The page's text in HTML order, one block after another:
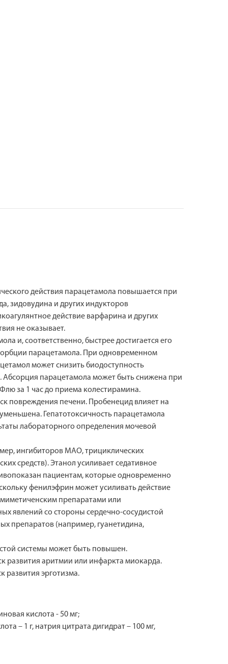
действия парацетамола повышается при
зидовудина и других индукторов
действие варфарина и других
не оказывает.
и, соответственно, быстрее достигается его
парацетамола. При одновременном
может снизить биодоступность
парацетамола может быть снижена при
за 1 час до приема колестирамина.
повреждения печени. Пробенецид влияет на
Гепатотоксичность парацетамола
лабораторного определения мочевой
ингибиторов МАО, трициклических
средств). Этанол усиливает седативное
пациентам, которые одновременно
фенилэфрин может усиливать действие
препаратами или
явлений со стороны сердечно-сосудистой
препаратов (например, гуанетидина,
системы может быть повышен.
развития аритмии или инфаркта миокарда.
развития эрготизма.
кислота - 50 мг;
– 1 г, натрия цитрата дигидрат – 100 мг,